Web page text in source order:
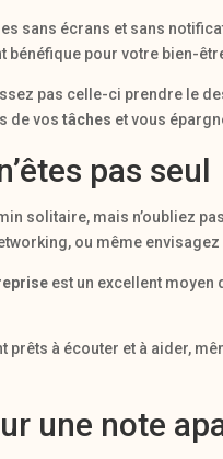
sans écrans et sans
bénéfique pour votre bien-
pas celle-ci prendre le
de vostâches et vous
pas seul
solitaire, mais n’oubliez
ou même
est un excellent moyen
prêts à écouter et à aider,
une note